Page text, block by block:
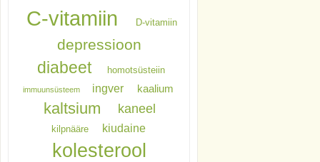
C-vitamiin D-vitamiin
depressioon
diabeet homotsüsteiin
immuunsüsteem ingver kaalium
kaltsium kaneel
kilpnääre kiudaine
kolesterool